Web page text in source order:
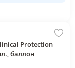
Protection
баллон